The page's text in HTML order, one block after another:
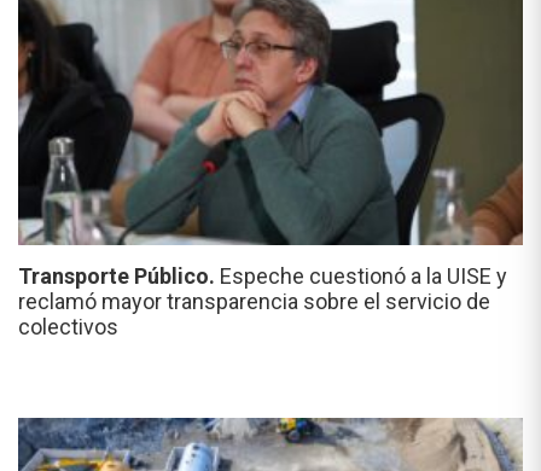
Transporte Público. Espeche cuestionó a la UISE y
reclamó mayor transparencia sobre el servicio de
colectivos